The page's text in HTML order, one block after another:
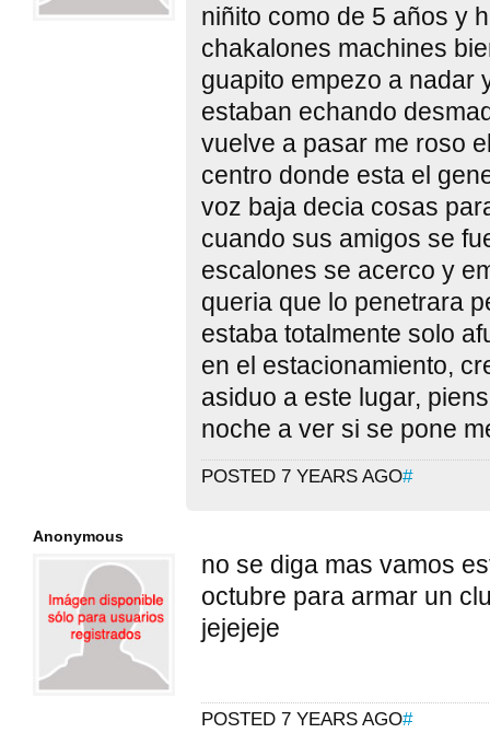
niñito como de 5 años y
chakalones machines
guapito empezo a nadar
estaban echando
vuelve a pasar me roso
centro donde esta el
voz baja decia cosas
cuando sus amigos se
escalones se acerco y
queria que lo penetrara
estaba totalmente solo
en el estacionamiento,
asiduo a este lugar,
noche a ver si se pone
POSTED 7 YEARS AGO#
Anonymous
no se diga mas vamos
octubre para armar un
jejejeje
POSTED 7 YEARS AGO#